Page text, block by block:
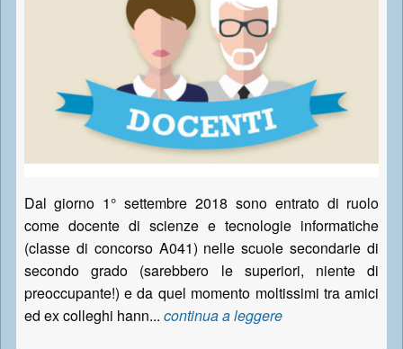
Dal giorno 1° settembre 2018 sono entrato di ruolo
come docente di scienze e tecnologie informatiche
(classe di concorso A041) nelle scuole secondarie di
secondo grado (sarebbero le superiori, niente di
preoccupante!) e da quel momento moltissimi tra amici
ed ex colleghi hann... continua a leggere